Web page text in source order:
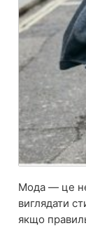
Мода — це
виглядати
якщо